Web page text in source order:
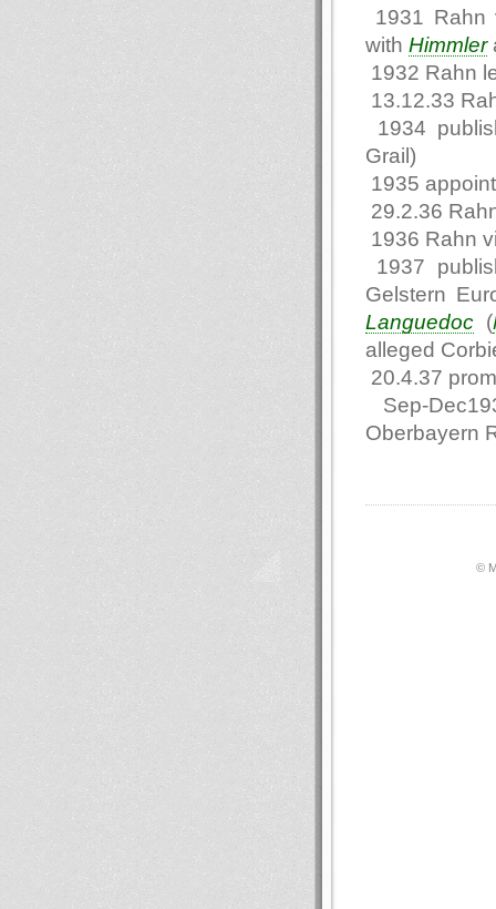
1931 Rahn
with Himmler
1932 Rahn
13.12.33
1934
Grail)
1935
29.2.36
1936 Rahn
1937
Gelstern
Languedoc (
alleged
20.4.37
Sep-
Oberbayern
©